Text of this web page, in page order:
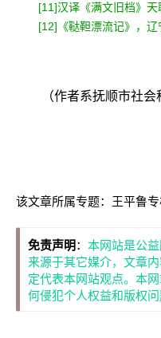
[11]汉译《满文旧档》天
[12]《鞑靼漂流记》，辽
（作者系抚顺市社会
该文章所属专题： 王平鲁
免责声明 ： 本网站是公
来源于其它媒介，文章
定代表本网站观点。本
何侵犯个人权益和版权